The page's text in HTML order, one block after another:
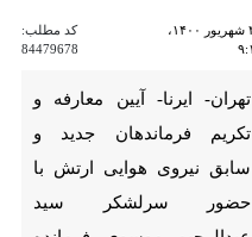
کد مطلب:
84479678
تهران- ایرنا- آیین معارفه و تکریم
فرماندهان جدید و سابق نیروی
هوایی ارتش با حضور سرلشکر
سید عبدالرحیم موسوی فرمانده
کل ارتش برگزار شد.